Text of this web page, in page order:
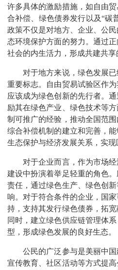
许多具体的激励措施，如自由
合补偿、绿色债券发行以及“碳
政策不仅是对地方、企业、公
态环境保护方面的努力。通过
社会的内生活力，形成共建共享
对于地方来说，绿色发展已
重要标志。自由贸易试验区作
应该成为绿色创新的先行者。
励其在绿色产业、绿色技术等
制可推广的经验，推动全国范
综合补偿机制的建立和完善，
生态保护与经济发展关系，实现
对于企业而言，作为市场经
建设中扮演着举足轻重的角色
责任，通过绿色生产、绿色创
响。对于符合条件的企业，国
持，支持其发行绿色债券，拓宽
同时，建立绿色供应链管理体
型，形成绿色发展的良好生态。
公民的广泛参与是美丽中国
宣传教育、社区活动等方式提高